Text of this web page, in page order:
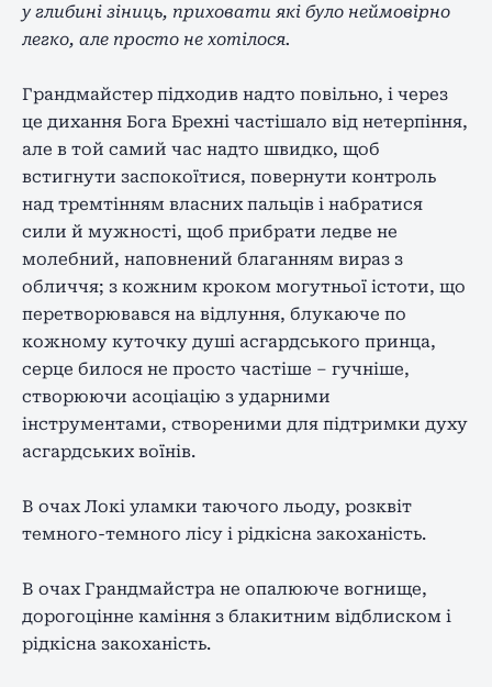
у глибині зіниць, приховати які було неймовірно
легко, але просто не хотілося.
Грандмайстер підходив надто повільно, і через
це дихання Бога Брехні частішало від нетерпіння,
але в той самий час надто швидко, щоб
встигнути заспокоїтися, повернути контроль
над тремтінням власних пальців і набратися
сили й мужності, щоб прибрати ледве не
молебний, наповнений благанням вираз з
обличчя; з кожним кроком могутньої істоти, що
перетворювався на відлуння, блукаюче по
кожному куточку душі асгардського принца,
серце билося не просто частіше – гучніше,
створюючи асоціацію з ударними
інструментами, створеними для підтримки духу
асгардських воїнів.
В очах Локі уламки таючого льоду, розквіт
темного-темного лісу і рідкісна закоханість.
В очах Грандмайстра не опалююче вогнище,
дорогоцінне каміння з блакитним відблиском і
рідкісна закоханість.